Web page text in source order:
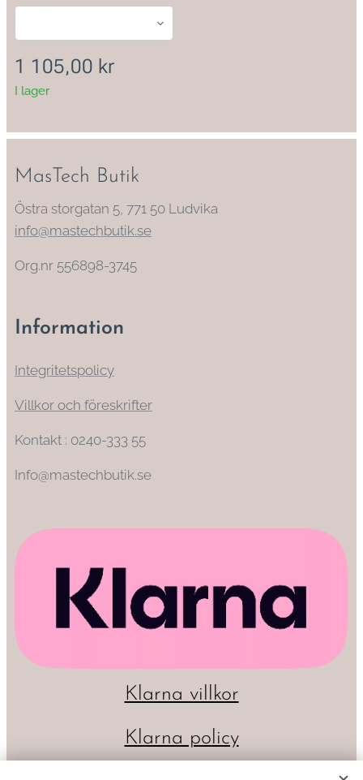
1 105,00 kr
I lager
MasTech Butik
Östra storgatan 5, 771 50 Ludvika
info@mastechbutik.se
Org.nr 556898-3745
Information
Integritetspolicy
Villkor och föreskrifter
Kontakt : 0240-333 55
Info@mastechbutik.se
Klarna villkor
Klarna policy